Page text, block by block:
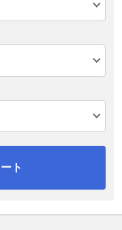
ト